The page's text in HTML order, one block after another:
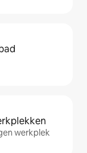
werkplek